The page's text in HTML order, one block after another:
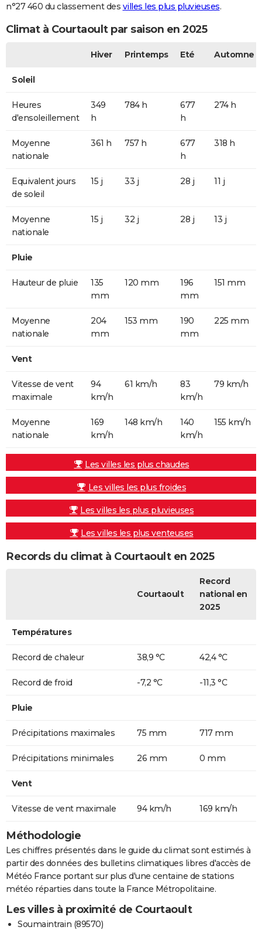
n°27 460 du classement des villes les plus pluvieuses.
Climat à Courtaoult par saison en 2025
Hiver Printemps Eté Automne
Soleil
Heures
d'ensoleillement
349
h
784 h
677
h
274 h
Moyenne
nationale
361 h 757 h
677
h
318 h
Equivalent jours
de soleil
15 j 33 j 28 j 11 j
Moyenne
nationale
15 j 32 j 28 j 13 j
Pluie
Hauteur de pluie
135
mm
120 mm
196
mm
151 mm
Moyenne
nationale
204
mm
153 mm
190
mm
225 mm
Vent
Vitesse de vent
maximale
94
km/h
61 km/h
83
km/h
79 km/h
Moyenne
nationale
169
km/h
148 km/h
140
km/h
155 km/h
Les villes les plus chaudes
Les villes les plus froides
Les villes les plus pluvieuses
Les villes les plus venteuses
Records du climat à Courtaoult en 2025
Courtaoult
Record
national en
2025
Températures
Record de chaleur 38,9 °C 42,4 °C
Record de froid -7,2 °C -11,3 °C
Pluie
Précipitations maximales 75 mm 717 mm
Précipitations minimales 26 mm 0 mm
Vent
Vitesse de vent maximale 94 km/h 169 km/h
Méthodologie
Les chiffres présentés dans le guide du climat sont estimés à
partir des données des bulletins climatiques libres d'accès de
Météo France portant sur plus d'une centaine de stations
météo réparties dans toute la France Métropolitaine.
Les villes à proximité de Courtaoult
Soumaintrain (89570)